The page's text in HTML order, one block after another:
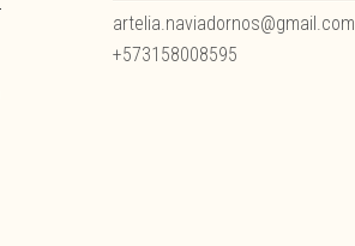
artelia.naviadornos@gmail.com
+573158008595